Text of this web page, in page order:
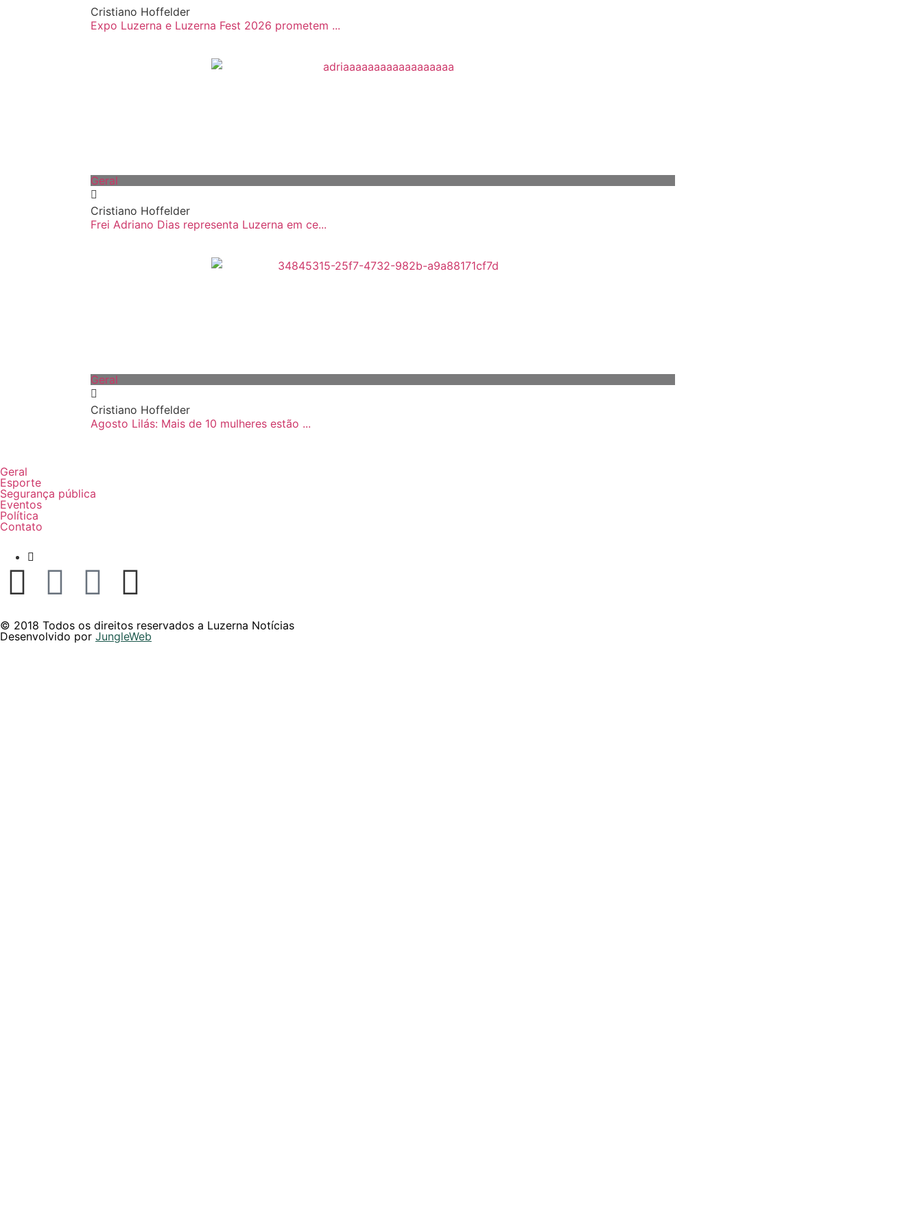
Cristiano Hoffelder
Expo Luzerna e Luzerna Fest 2026 prometem ...
Geral
Cristiano Hoffelder
Frei Adriano Dias representa Luzerna em ce...
Geral
Cristiano Hoffelder
Agosto Lilás: Mais de 10 mulheres estão ...
Geral
Esporte
Segurança pública
Eventos
Política
Contato
© 2018 Todos os direitos reservados a Luzerna Notícias
Desenvolvido por JungleWeb